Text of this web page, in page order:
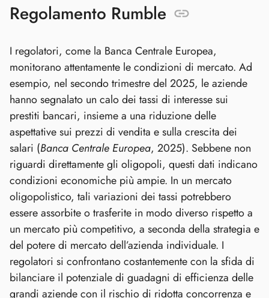
Regolamento Rumble
I regolatori, come la Banca Centrale Europea,
monitorano attentamente le condizioni di mercato. Ad
esempio, nel secondo trimestre del 2025, le aziende
hanno segnalato un calo dei tassi di interesse sui
prestiti bancari, insieme a una riduzione delle
aspettative sui prezzi di vendita e sulla crescita dei
salari (Banca Centrale Europea, 2025). Sebbene non
riguardi direttamente gli oligopoli, questi dati indicano
condizioni economiche più ampie. In un mercato
oligopolistico, tali variazioni dei tassi potrebbero
essere assorbite o trasferite in modo diverso rispetto a
un mercato più competitivo, a seconda della strategia e
del potere di mercato dell’azienda individuale. I
regolatori si confrontano costantemente con la sfida di
bilanciare il potenziale di guadagni di efficienza delle
grandi aziende con il rischio di ridotta concorrenza e